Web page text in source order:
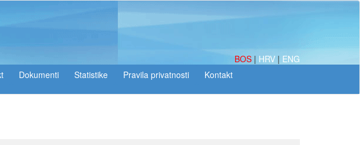
BOS | HRV | ENG
Dokumenti Statistike